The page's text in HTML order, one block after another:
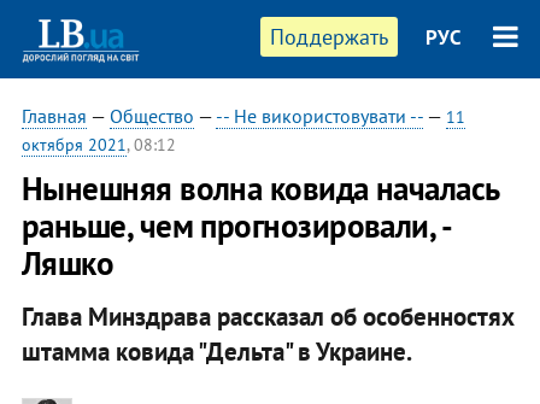
Поддержать РУС
Главная — Общество — -- Не використовувати --— 11
октября 2021, 08:12
Нынешняя волна ковида началась
раньше, чем прогнозировали, -
Ляшко
Глава Минздрава рассказал об особенностях
штамма ковида "Дельта" в Украине.